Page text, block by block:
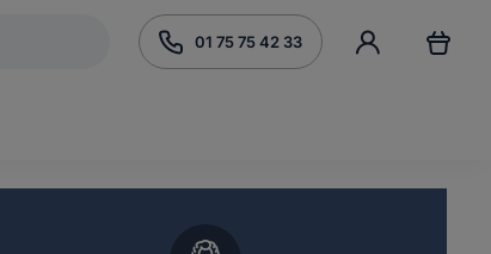
01 75 75 42 33